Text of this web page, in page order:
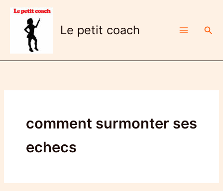
Aller
contenu
Le petit coach
comment surmonter ses
echecs